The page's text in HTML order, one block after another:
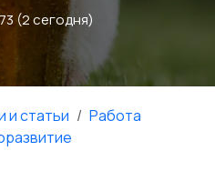
(2 сегодня)
и статьи
Работа